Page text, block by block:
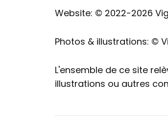
Website: © 2022-2026
Photos & illustrations: ©
L'ensemble de ce site
illustrations ou autres